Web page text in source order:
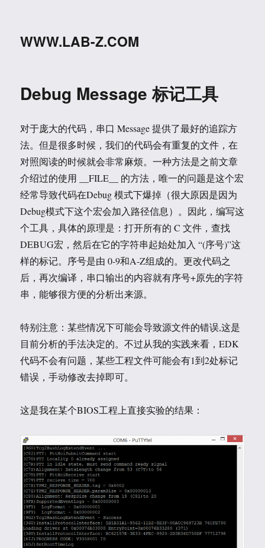
WWW.LAB-Z.COM
Debug Message 标记工具
对于庞大的代码，串口 Message 提供了最好的追踪方
法。但是很多时候，我们的代码会有重复的文件，在
对照阅读的时候就会非常麻烦。一种方法是之前文章
介绍过的使用 __FILE__ 的方法，唯一的问题是这个宏
经常导致代码在Debug 模式下爆掉（很大原因是因为
Debug模式下这个宏会加入路径信息）。因此，编写这
个工具，具体的原理是：打开所有的 C 文件，查找
DEBUG宏，然后在它的字符串起始处加入 “(序号)”这
样的标记。序号是由 0-9和A-Z组成的。更改代码之
后，再次编译，串口输出的内容就有序号+原先的字符
串，能够很方便的分析出来源。
特别注意：某些情况下可能会导致源文件的错误,这是
目前分析的手法决定的。不过从我的实践来看，EDK
代码不会有问题，某些工程文件可能会有1到2处标记
错误，手动修改去掉即可。
这是我在某个BIOS工程上直接实验的结果：